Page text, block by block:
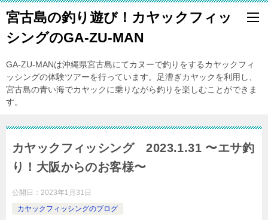
宮古島の釣り遊び！カヤックフィッ
シングのGA-ZU-MAN
GA-ZU-MANは沖縄県宮古島にてカヌーで釣りをするカヤックフィ
ッシングの体験ツアーを行っています。足漕ぎカヤックを利用し、
宮古島の青い海でカヤックに乗りながら釣りを楽しむことができま
す。
カヤックフィッシング 2023.1.31 〜エサ釣
り！大阪からのお客様〜
公開日： 2023年1月31日
カヤックフィッシングのブログ